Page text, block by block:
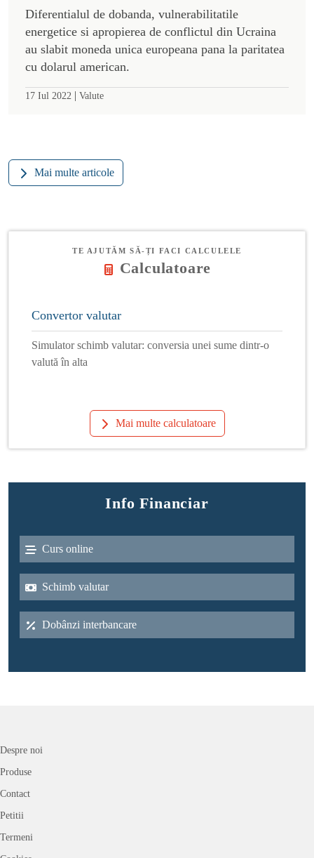
Diferentialul de dobanda, vulnerabilitatile
energetice si apropierea de conflictul din Ucraina
au slabit moneda unica europeana pana la paritatea
cu dolarul american.
17 Iul 2022 | Valute
Mai multe articole
TE AJUTĂM SĂ-ȚI FACI CALCULELE
Calculatoare
Convertor valutar
Simulator schimb valutar: conversia unei sume dintr-o
valută în alta
Mai multe calculatoare
Info Financiar
Curs online
Schimb valutar
Dobânzi interbancare
Despre noi
Produse
Contact
Petitii
Termeni